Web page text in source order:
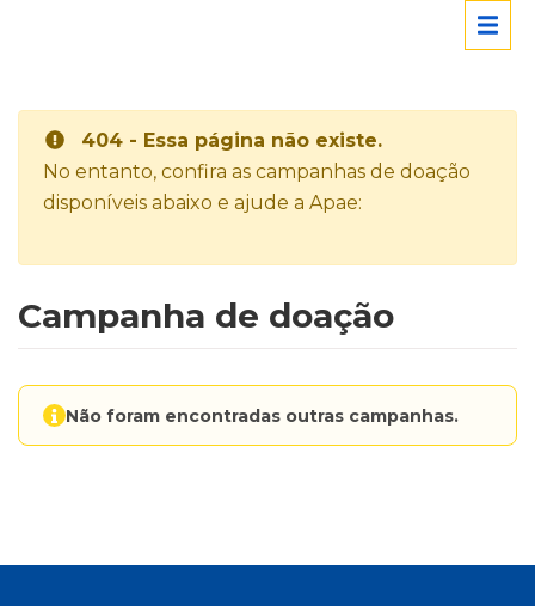
404 - Essa página não existe.
No entanto, confira as campanhas de doação
disponíveis abaixo e ajude a Apae:
Campanha de doação
Não foram encontradas outras campanhas.